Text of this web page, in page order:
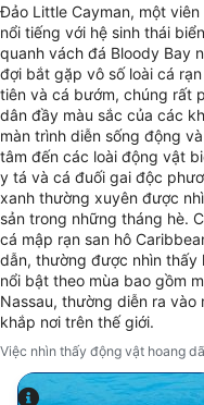
Đảo Little Cayman, một
nổi tiếng với hệ sinh thái
quanh vách đá Bloody Bay
đợi bắt gặp vô số loài cá
tiên và cá bướm, chúng rất
dân đầy màu sắc của các
màn trình diễn sống động
tâm đến các loài động vật
y tá và cá đuối gai độc
xanh thường xuyên được
sản trong những tháng hè.
cá mập rạn san hô
dẫn, thường được nhìn
nổi bật theo mùa bao gồm
Nassau, thường diễn ra
khắp nơi trên thế giới.
Việc nhìn thấy động vật hoang
Performance
Functional
Advertising